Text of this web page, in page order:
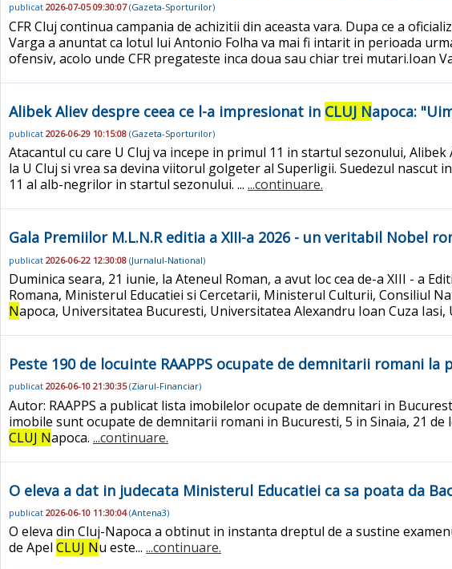
publicat 2026-07-05 09:30:07(Gazeta-Sporturilor)
CFR Cluj continua campania de achizitii din aceasta vara. Dupa ce a
Varga a anuntat ca lotul lui Antonio Folha va mai fi intarit in perioada
ofensiv, acolo unde CFR pregateste inca doua sau chiar trei mutari.Ioan
Alibek Aliev despre ceea ce l-a impresionat in CLUJ Napoca:
publicat 2026-06-29 10:15:08 (Gazeta-Sporturilor)
Atacantul cu care U Cluj va incepe in primul 11 in startul sezonului,
la U Cluj si vrea sa devina viitorul golgeter al Superligii. Suedezul nascut
11 al alb-negrilor in startul sezonului. ... ...continuare.
Gala Premiilor M.L.N.R editia a XIII-a 2026 - un veritabil Nobel
publicat 2026-06-22 12:30:08 (Jurnalul-National)
Duminica seara, 21 iunie, la Ateneul Roman, a avut loc cea de-a XIII - a
Romana, Ministerul Educatiei si Cercetarii, Ministerul Culturii, Consiliul
Napoca, Universitatea Bucuresti, Universitatea Alexandru Ioan Cuza Iasi,
Peste 190 de locuinte RAAPPS ocupate de demnitarii romani la
publicat 2026-06-10 21:30:35(Ziarul-Financiar)
Autor: RAAPPS a publicat lista imobilelor ocupate de demnitari in
imobile sunt ocupate de demnitarii romani in Bucuresti, 5 in Sinaia, 21
CLUJ Napoca. ...continuare.
O eleva a dat in judecata Ministerul Educatiei ca sa poata da
publicat 2026-06-10 11:30:04(Antena3)
O eleva din Cluj-Napoca a obtinut in instanta dreptul de a sustine
de Apel CLUJ Nu este... ...continuare.